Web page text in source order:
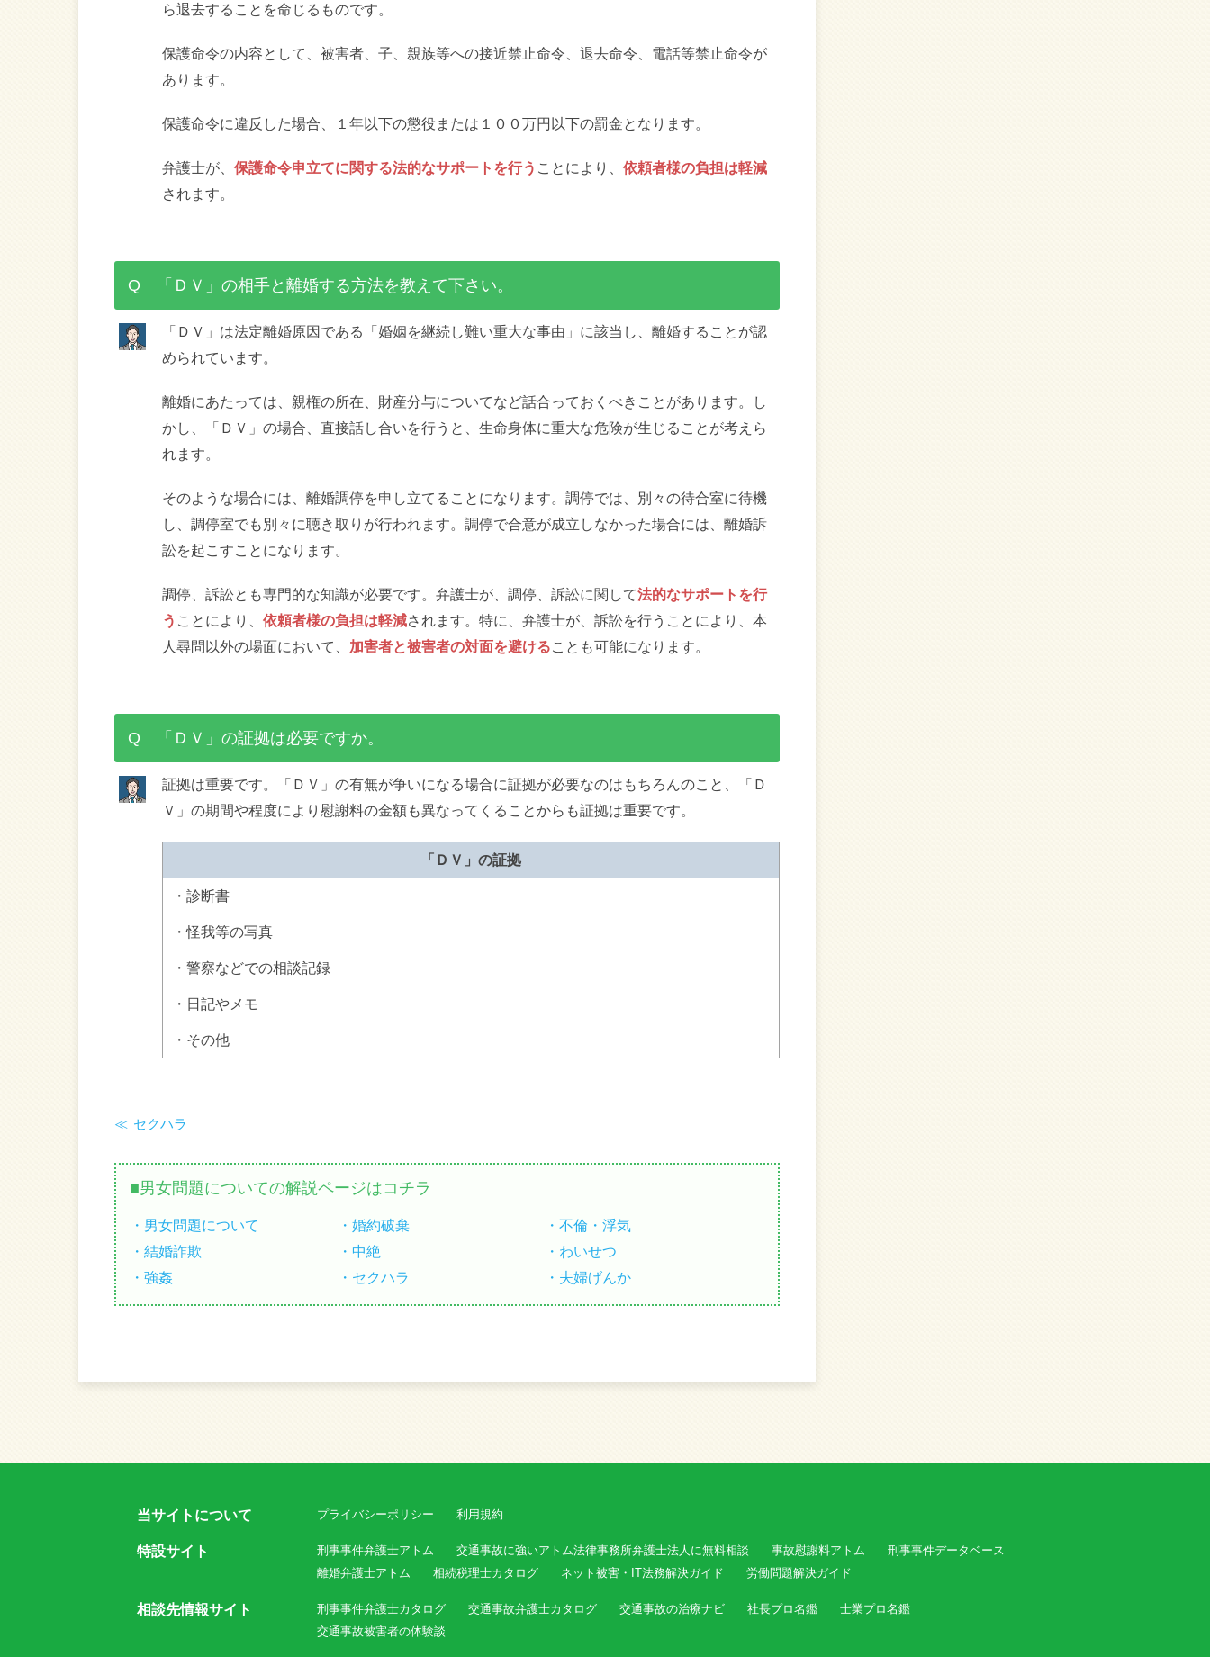
ら退去することを命じるものです。
保護命令の内容として、被害者、子、親族等への接近禁止命令、退去命令、電話等禁止命令が
あります。
保護命令に違反した場合、１年以下の懲役または１００万円以下の罰金となります。
弁護士が、 保護命令申立てに関する法的なサポートを行う ことにより、 依頼者様の負担は軽減
されます。
Q 「ＤＶ」の相手と離婚する方法を教えて下さい。
「ＤＶ」は法定離婚原因である「婚姻を継続し難い重大な事由」に該当し、離婚することが認
められています。
離婚にあたっては、親権の所在、財産分与についてなど話合っておくべきことがあります。し
かし、「ＤＶ」の場合、直接話し合いを行うと、生命身体に重大な危険が生じることが考えら
れます。
そのような場合には、離婚調停を申し立てることになります。調停では、別々の待合室に待機
し、調停室でも別々に聴き取りが行われます。調停で合意が成立しなかった場合には、離婚訴
訟を起こすことになります。
調停、訴訟とも専門的な知識が必要です。弁護士が、調停、訴訟に関して法的なサポートを行
う ことにより、 依頼者様の負担は軽減されます。特に、弁護士が、訴訟を行うことにより、本
人尋問以外の場面において、 加害者と被害者の対面を避けることも可能になります。
Q 「ＤＶ」の証拠は必要ですか。
証拠は重要です。「ＤＶ」の有無が争いになる場合に証拠が必要なのはもちろんのこと、「Ｄ
Ｖ」の期間や程度により慰謝料の金額も異なってくることからも証拠は重要です。
「ＤＶ」の証拠
・診断書
・怪我等の写真
・警察などでの相談記録
・日記やメモ
・その他
セクハラ
男女問題についての解説ページはコチラ
男女問題について 婚約破棄
不倫・浮気
結婚詐欺
中絶
わいせつ
強姦
セクハラ 夫婦げんか
当サイトについて プライバシーポリシー 利用規約
特設サイト 刑事事件弁護士アトム 交通事故に強いアトム法律事務所弁護士法人に無料相談 事故慰謝料アトム
刑事事件データベース
離婚弁護士アトム
相続税理士カタログ ネット被害・IT法務解決ガイド 労働問題解決ガイド
相談先情報サイト 刑事事件弁護士カタログ 交通事故弁護士カタログ 交通事故の治療ナビ 社長プロ名鑑
士業プロ名鑑
交通事故被害者の体験談